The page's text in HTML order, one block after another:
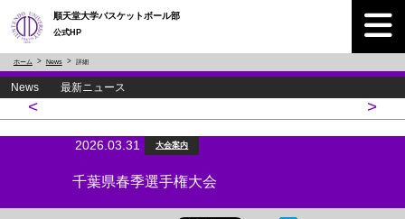
順天堂大学バスケットボール部
公式HP
ホーム News 詳細
News 最新ニュース
< >
2026.03.31 大会案内
千葉県春季選手権大会